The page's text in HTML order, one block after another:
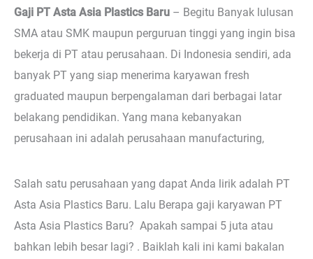
Gaji PT Asta Asia Plastics Baru – Begitu Banyak lulusan
SMA atau SMK maupun perguruan tinggi yang ingin bisa
bekerja di PT atau perusahaan. Di Indonesia sendiri, ada
banyak PT yang siap menerima karyawan fresh
graduated maupun berpengalaman dari berbagai latar
belakang pendidikan. Yang mana kebanyakan
perusahaan ini adalah perusahaan manufacturing,
Salah satu perusahaan yang dapat Anda lirik adalah PT
Asta Asia Plastics Baru. Lalu Berapa gaji karyawan PT
Asta Asia Plastics Baru? Apakah sampai 5 juta atau
bahkan lebih besar lagi? . Baiklah kali ini kami bakalan